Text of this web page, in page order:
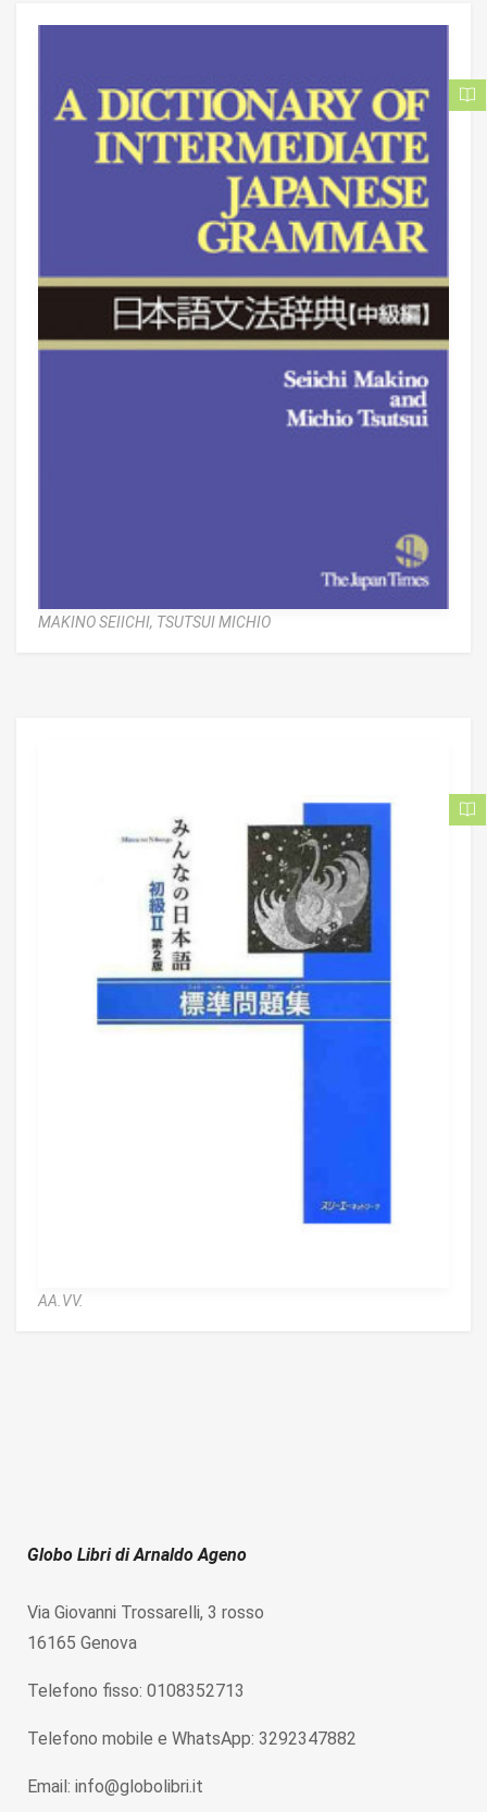
MAKINO SEIICHI, TSUTSUI MICHIO
AA.VV.
Globo Libri di Arnaldo Ageno
Via Giovanni Trossarelli, 3 rosso
16165 Genova
Telefono fisso: 0108352713
Telefono mobile e WhatsApp: 3292347882
Email: info@globolibri.it